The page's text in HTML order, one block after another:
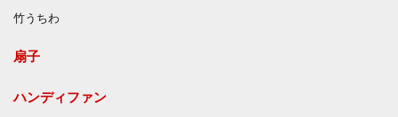
竹うちわ
扇子
ハンディファン